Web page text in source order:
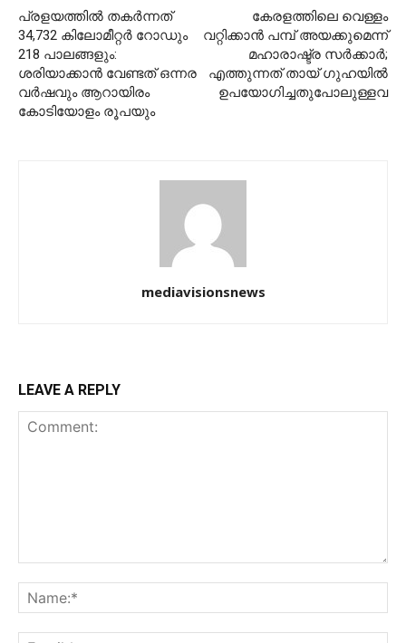
പ്രളയത്തില്‍ തകര്‍ന്നത്
34,732 കിലോമീറ്റര്‍ റോഡും
218 പാലങ്ങളും:
ശരിയാക്കാന്‍ വേണ്ടത് ഒന്നര
വര്‍ഷവും ആറായിരം
കോടിയോളം രൂപയും
കേരളത്തിലെ വെള്ളം
വറ്റിക്കാന്‍ പമ്പ് അയക്കുമെന്ന്
മഹാരാഷ്ട്ര സര്‍ക്കാര്‍;
എത്തുന്നത് തായ് ഗുഹയില്‍
ഉപയോഗിച്ചതുപോലുള്ളവ
mediavisionsnews
LEAVE A REPLY